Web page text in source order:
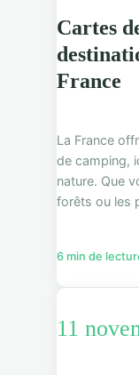
Cartes
France
La France
de camping,
nature. Que
forêts ou les
6 min de
11